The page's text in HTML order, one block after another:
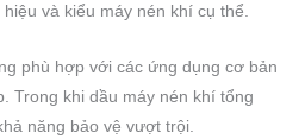
và kiểu máy nén khí cụ thể.
phù hợp với các ứng dụng cơ bản
Trong khi dầu máy nén khí tổng
năng bảo vệ vượt trội.